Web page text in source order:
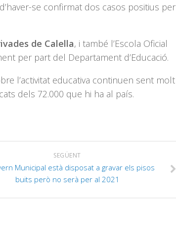
se confirmat dos casos positius per
de Calella, i també l’Escola Oficial
per part del Departament d’Educació.
l’activitat educativa continuen sent molt
dels 72.000 que hi ha al país.
SEGÜENT
Municipal està disposat a gravar els pisos
buits però no serà per al 2021